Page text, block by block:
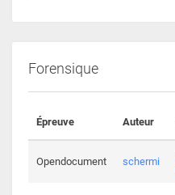
Forensique
Épreuve Auteur
Opendocument schermi